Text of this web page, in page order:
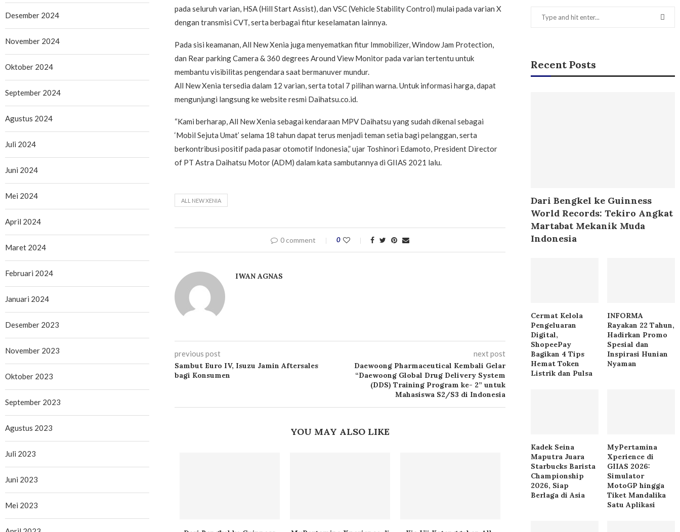
pada seluruh varian, HSA (Hill Start Assist), dan VSC (Vehicle Stability Control) mulai pada varian X
dengan transmisi CVT, serta berbagai fitur keselamatan lainnya.
Pada sisi keamanan, All New Xenia juga menyematkan fitur Immobilizer, Window Jam Protection,
dan Rear parking Camera & 360 degrees Around View Monitor pada varian tertentu untuk
membantu visibilitas pengendara saat bermanuver mundur.
All New Xenia tersedia dalam 12 varian, serta total 7 pilihan warna. Untuk informasi harga, dapat
mengunjungi langsung ke website resmi Daihatsu.co.id.
“Kami berharap, All New Xenia sebagai kendaraan MPV Daihatsu yang sudah dikenal sebagai
‘Mobil Sejuta Umat’ selama 18 tahun dapat terus menjadi teman setia bagi pelanggan, serta
berkontribusi positif pada pasar otomotif Indonesia,” ujar Toshinori Edamoto, President Director
of PT Astra Daihatsu Motor (ADM) dalam kata sambutannya di GIIAS 2021 lalu.
ALL NEW XENIA
0 comment 0
IWAN AGNAS
previous post
Sambut Euro IV, Isuzu Jamin Aftersales
bagi Konsumen
next post
Daewoong Pharmaceutical Kembali Gelar
“Daewoong Global Drug Delivery System
(DDS) Training Program ke- 2” untuk
Mahasiswa S2/S3 di Indonesia
YOU MAY ALSO LIKE
Recent Posts
Dari Bengkel ke Guinness
World Records: Tekiro Angkat
Martabat Mekanik Muda
Indonesia
Cermat Kelola
Pengeluaran
Digital,
ShopeePay
Bagikan 4 Tips
Hemat Token
Listrik dan Pulsa
INFORMA
Rayakan 22 Tahun,
Hadirkan Promo
Spesial dan
Inspirasi Hunian
Nyaman
Kadek Seina
Maputra Juara
Starbucks Barista
Championship
2026, Siap
Berlaga di Asia
MyPertamina
Xperience di
GIIAS 2026:
Simulator
MotoGP hingga
Tiket Mandalika
Satu Aplikasi
Desember 2024
November 2024
Oktober 2024
September 2024
Agustus 2024
Juli 2024
Juni 2024
Mei 2024
April 2024
Maret 2024
Februari 2024
Januari 2024
Desember 2023
November 2023
Oktober 2023
September 2023
Agustus 2023
Juli 2023
Juni 2023
Mei 2023